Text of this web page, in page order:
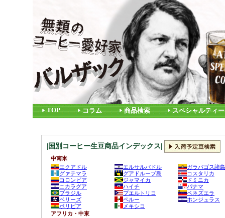
TOP コラム 商品検索 スペシャルティ
|国別コーヒー生豆商品インデックス|
中南米
エクアドル
エルサルバドル
ガラパゴス諸島
グァテマラ
グアドループ島
コスタリカ
コロンビア
ジャマイカ
ドミニカ
ニカラグア
ハイチ
パナマ
ブラジル
プエルトリコ
ベネズエラ
ベリーズ
ペルー
ホンジュラス
ボリビア
メキシコ
アフリカ・中東